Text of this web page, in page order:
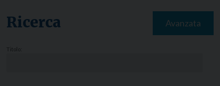
Ricerca Avanzata
Titolo: